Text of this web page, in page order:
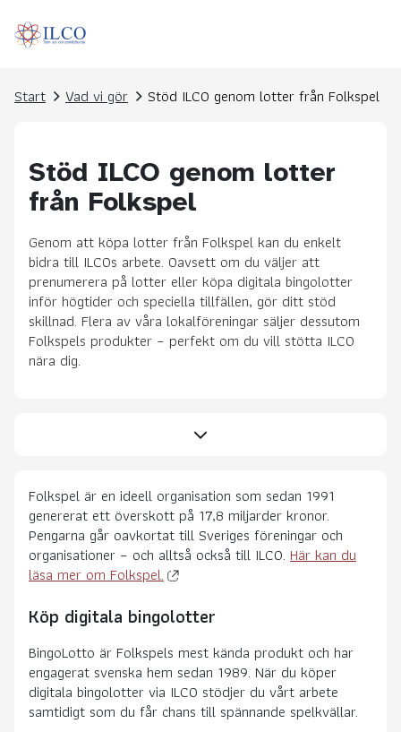
Start Vad vi gör Stöd ILCO genom lotter från Folkspel
Stöd ILCO genom lotter
från Folkspel
Genom att köpa lotter från Folkspel kan du enkelt
bidra till ILCOs arbete. Oavsett om du väljer att
prenumerera på lotter eller köpa digitala bingolotter
inför högtider och speciella tillfällen, gör ditt stöd
skillnad. Flera av våra lokalföreningar säljer dessutom
Folkspels produkter – perfekt om du vill stötta ILCO
nära dig.
Folkspel är en ideell organisation som sedan 1991
genererat ett överskott på 17,8 miljarder kronor.
Pengarna går oavkortat till Sveriges föreningar och
organisationer – och alltså också till ILCO. Här kan du
läsa mer om Folkspel.
Köp digitala bingolotter
BingoLotto är Folkspels mest kända produkt och har
engagerat svenska hem sedan 1989. När du köper
digitala bingolotter via ILCO stödjer du vårt arbete
samtidigt som du får chans till spännande spelkvällar.